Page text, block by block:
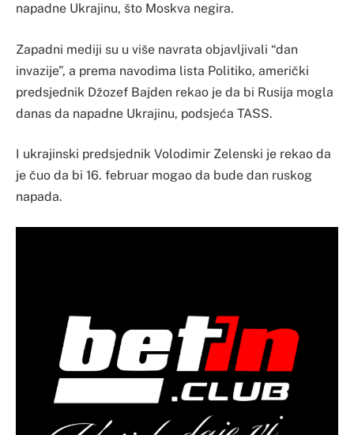
napadne Ukrajinu, što Moskva negira.
Zapadni mediji su u više navrata objavljivali “dan
invazije”, a prema navodima lista Politiko, američki
predsjednik Džozef Bajden rekao je da bi Rusija mogla
danas da napadne Ukrajinu, podsjeća TASS.
I ukrajinski predsjednik Volodimir Zelenski je rekao da
je čuo da bi 16. februar mogao da bude dan ruskog
napada.